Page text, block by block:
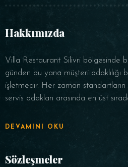
Hakkımızda
Villa Restaurant Silivri bölgesinde
günden bu yana müşteri odaklılığı
işletmedir. Her zaman
servis odakları arasında en üst
DEVAMINI OKU
Sözleşmeler